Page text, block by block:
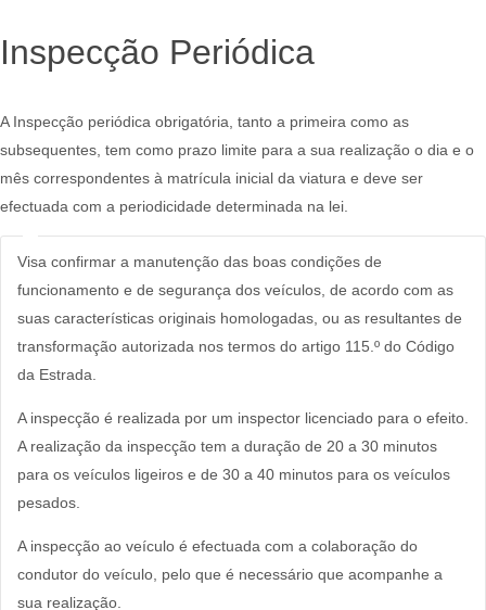
Inspecção Periódica
A Inspecção periódica obrigatória, tanto a primeira como as
subsequentes, tem como prazo limite para a sua realização o dia e o
mês correspondentes à matrícula inicial da viatura e deve ser
efectuada com a periodicidade determinada na lei.
Visa confirmar a manutenção das boas condições de
funcionamento e de segurança dos veículos, de acordo com as
suas características originais homologadas, ou as resultantes de
transformação autorizada nos termos do artigo 115.º do Código
da Estrada.
A inspecção é realizada por um inspector licenciado para o efeito.
A realização da inspecção tem a duração de 20 a 30 minutos
para os veículos ligeiros e de 30 a 40 minutos para os veículos
pesados.
A inspecção ao veículo é efectuada com a colaboração do
condutor do veículo, pelo que é necessário que acompanhe a
sua realização.